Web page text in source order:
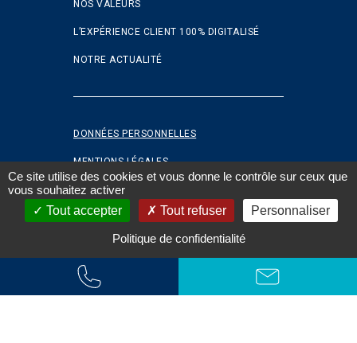
NOS VALEURS
L’EXPÉRIENCE CLIENT 100% DIGITALISÉ
NOTRE ACTUALITÉ
DONNÉES PERSONNELLES
MENTIONS LÉGALES
COOKIES
FAQ
Ce site utilise des cookies et vous donne le contrôle sur ceux que
vous souhaitez activer
Tout accepter
Tout refuser Personnaliser
Politique de confidentialité